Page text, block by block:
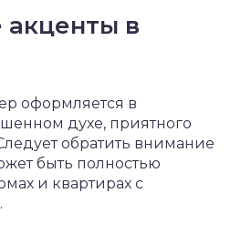
акценты в
оформляется в
духе, приятного
обратить внимание
быть полностью
и квартирах с